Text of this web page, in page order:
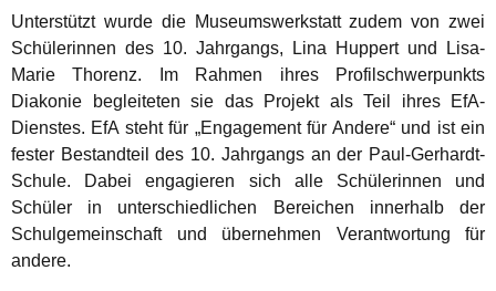
Unterstützt wurde die Museumswerkstatt zudem von zwei
Schülerinnen des 10. Jahrgangs, Lina Huppert und Lisa-
Marie Thorenz. Im Rahmen ihres Profilschwerpunkts
Diakonie begleiteten sie das Projekt als Teil ihres EfA-
Dienstes. EfA steht für „Engagement für Andere“ und ist ein
fester Bestandteil des 10. Jahrgangs an der Paul-Gerhardt-
Schule. Dabei engagieren sich alle Schülerinnen und
Schüler in unterschiedlichen Bereichen innerhalb der
Schulgemeinschaft und übernehmen Verantwortung für
andere.